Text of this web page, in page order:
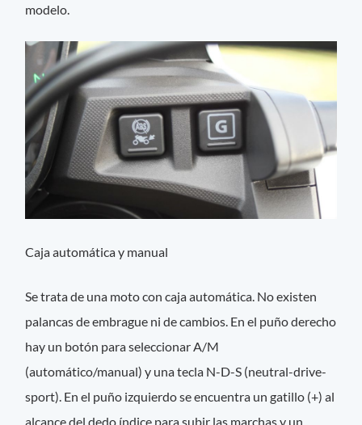
modelo.
Caja automática y manual
Se trata de una moto con caja automática. No existen
palancas de embrague ni de cambios. En el puño derecho
hay un botón para seleccionar A/M
(automático/manual) y una tecla N-D-S (neutral-drive-
sport). En el puño izquierdo se encuentra un gatillo (+) al
alcance del dedo índice para subir las marchas y un